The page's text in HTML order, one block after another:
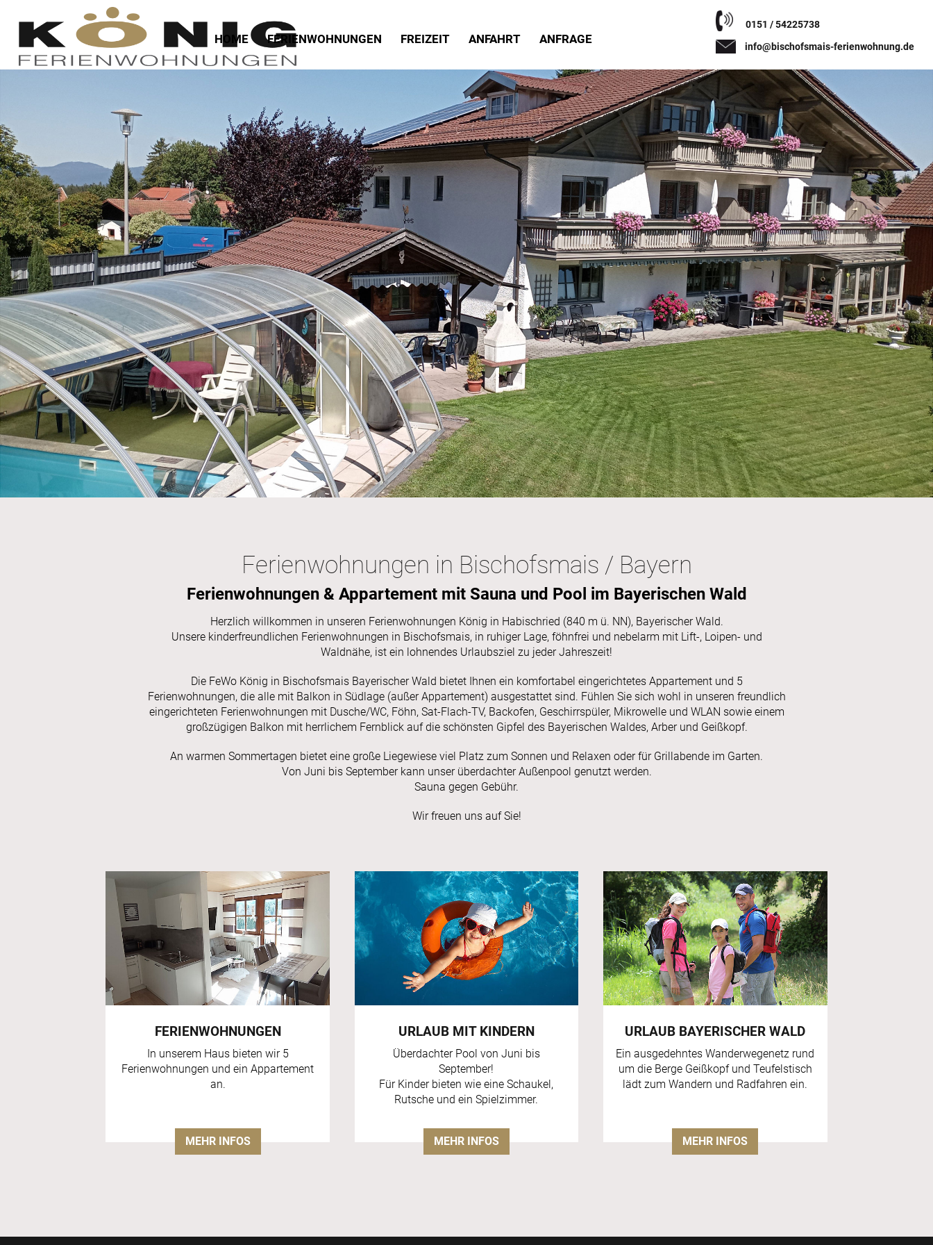
HOME FERIENWOHNUNGEN FREIZEIT ANFAHRT ANFRAGE
0151 / 54225738
info@bischofsmais-ferienwohnung.de
Ferienwohnungen in Bischofsmais / Bayern
Ferienwohnungen & Appartement mit Sauna und Pool im Bayerischen Wald
Herzlich willkommen in unseren Ferienwohnungen König in Habischried (840 m ü. NN), Bayerischer Wald.
Unsere kinderfreundlichen Ferienwohnungen in Bischofsmais, in ruhiger Lage, föhnfrei und nebelarm mit Lift-, Loipen- und
Waldnähe, ist ein lohnendes Urlaubsziel zu jeder Jahreszeit!
Die FeWo König in Bischofsmais Bayerischer Wald bietet Ihnen ein komfortabel eingerichtetes Appartement und 5
Ferienwohnungen, die alle mit Balkon in Südlage (außer Appartement) ausgestattet sind. Fühlen Sie sich wohl in unseren freundlich
eingerichteten Ferienwohnungen mit Dusche/WC, Föhn, Sat-Flach-TV, Backofen, Geschirrspüler, Mikrowelle und WLAN sowie einem
großzügigen Balkon mit herrlichem Fernblick auf die schönsten Gipfel des Bayerischen Waldes, Arber und Geißkopf.
An warmen Sommertagen bietet eine große Liegewiese viel Platz zum Sonnen und Relaxen oder für Grillabende im Garten.
Von Juni bis September kann unser überdachter Außenpool genutzt werden.
Sauna gegen Gebühr.
Wir freuen uns auf Sie!
FERIENWOHNUNGEN
In unserem Haus bieten wir 5
Ferienwohnungen und ein Appartement
an.
MEHR INFOS
URLAUB MIT KINDERN
Überdachter Pool von Juni bis
September!
Für Kinder bieten wie eine Schaukel,
Rutsche und ein Spielzimmer.
MEHR INFOS
URLAUB BAYERISCHER WALD
Ein ausgedehntes Wanderwegenetz rund
um die Berge Geißkopf und Teufelstisch
lädt zum Wandern und Radfahren ein.
MEHR INFOS